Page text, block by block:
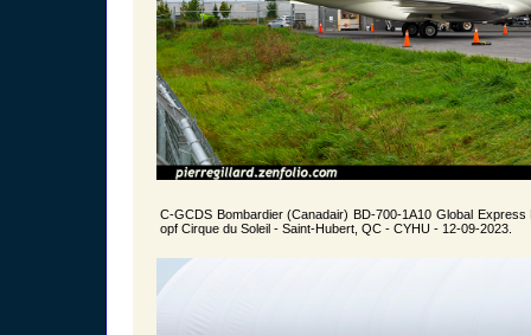
C-GCDS Bombardier (Canadair) BD-700-1A10 Global
opf Cirque du Soleil - Saint-Hubert, QC - CYHU - 12-09-2023.